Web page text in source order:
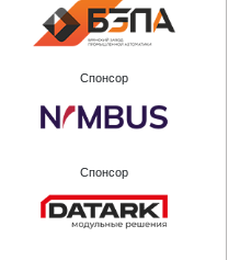
Спонсор
Спонсор